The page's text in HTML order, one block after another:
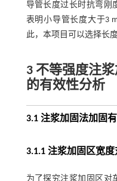
导管长度过长时抗弯刚
表明小导管长度大于3
此，本项目可以选择长
3 不等强度注
的有效性分析
3.1 注浆加固法加固
3.1.1 注浆加固区宽
为了探究注浆加固区对